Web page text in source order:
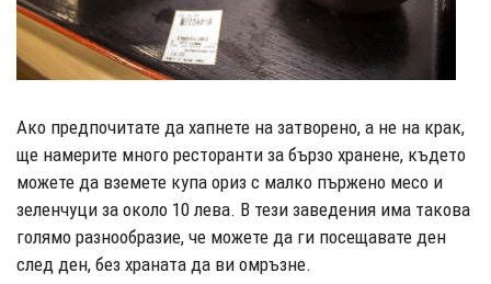
Ако предпочитате да хапнете на затворено, а не на крак,
ще намерите много ресторанти за бързо хранене, където
можете да вземете купа ориз с малко пържено месо и
зеленчуци за около 10 лева. В тези заведения има такова
голямо разнообразие, че можете да ги посещавате ден
след ден, без храната да ви омръзне.